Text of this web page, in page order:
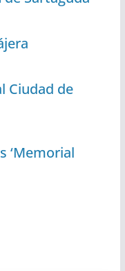
Ciudad de
‘Memorial